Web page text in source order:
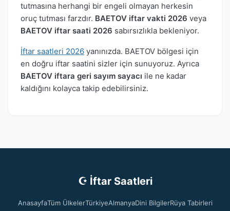
tutmasına herhangi bir engeli olmayan herkesin
oruç tutması farzdır. BAETOV iftar vakti 2026 veya
BAETOV iftar saati 2026 sabırsızlıkla bekleniyor.
İftar saatleri 2026 yanınızda. BAETOV bölgesi için
en doğru iftar saatini sizler için sunuyoruz. Ayrıca
BAETOV iftara geri sayım sayacı ile ne kadar
kaldığını kolayca takip edebilirsiniz.
☪ İftar Saatleri
AnasayfaTüm ÜlkelerTürkiyeAlmanyaDini BilgilerRüya Tabirleri